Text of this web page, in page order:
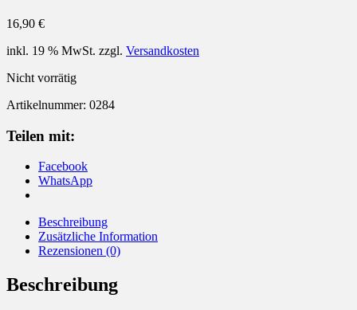
16,90 €
inkl. 19 % MwSt. zzgl. Versandkosten
Nicht vorrätig
Artikelnummer: 0284
Teilen mit:
Facebook
WhatsApp
Beschreibung
Zusätzliche Information
Rezensionen (0)
Beschreibung